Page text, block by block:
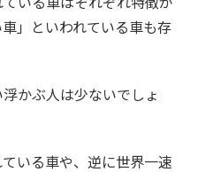
」といわれている車も存
かぶ人は少ないでしょ
いる車や、逆に世界一速